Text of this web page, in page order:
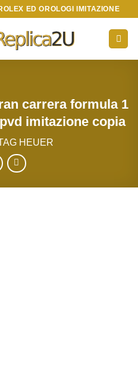
ED OROLOGI IMITAZIONE
carrera formula 1
imitazione copia
HEUER